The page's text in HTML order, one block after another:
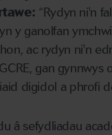
“Rydyn ni'n
y ganolfan
ac rydyn ni'n
gan gynnwys
digidol a phrofi
â sefydliadau